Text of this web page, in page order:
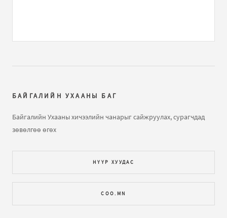
Далайн татралт түрэлт Зочин:
ч харагдахгүй байна
Газарзүйн хичээл "Газарзүйн зургийн тусгаг,
бичлэгт Зочин:Bi hicheelee hiih gsn
yma tgd ta nda gajiltiin tuhai tailbar oruuld ogooch
ЕШ-ФИЗИК 2009 В2 хувилбар хариутайгаабичлэгт
БАЙГАЛИЙН УХААНЫ БАГ
Байгалийн Ухааны хичээлийн чанарыг сайжруулах, сурагчдад
зөвөлгөө өгөх
НҮҮР ХУУДАС
COO.MN